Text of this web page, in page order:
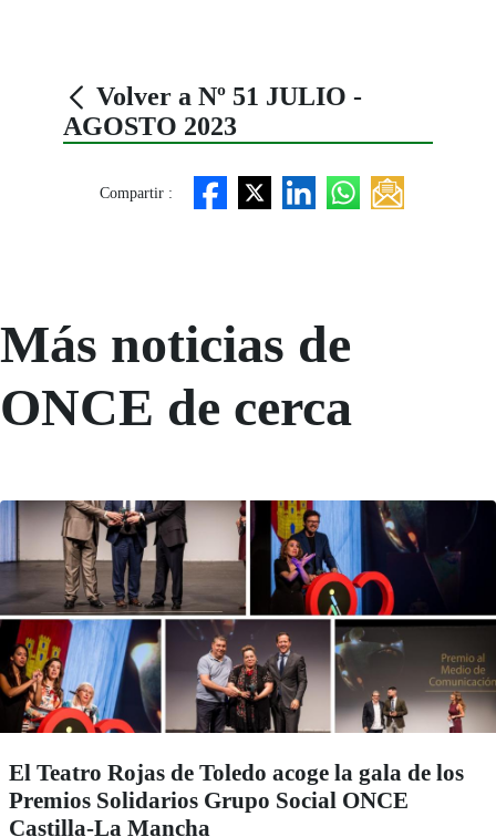
Volver a Nº 51 JULIO -
AGOSTO 2023
Compartir :
Más noticias de
ONCE de cerca
El Teatro Rojas de Toledo acoge la gala de los
Premios Solidarios Grupo Social ONCE
Castilla-La Mancha